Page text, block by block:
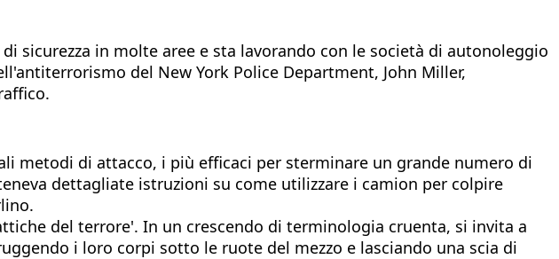
sicurezza in molte aree e sta lavorando con le società di autonoleggio
del New York Police Department, John Miller,
metodi di attacco, i più efficaci per sterminare un grande numero di
dettagliate istruzioni su come utilizzare i camion per colpire
del terrore'. In un crescendo di terminologia cruenta, si invita a
i loro corpi sotto le ruote del mezzo e lasciando una scia di